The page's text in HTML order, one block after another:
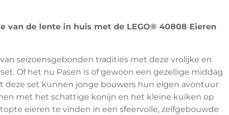
van de lente in huis met de LEGO® 40808 Eieren
seizoensgebonden tradities met deze vrolijke en
Of het nu Pasen is of gewoon een gezellige middag
deze set kunnen jonge bouwers hun eigen avontuur
met het schattige konijn en het kleine kuiken op
eieren te vinden in een sfeervolle, zelfgebouwde